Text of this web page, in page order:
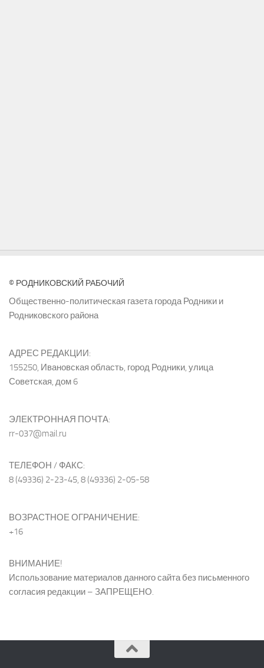
© РОДНИКОВСКИЙ РАБОЧИЙ
Общественно-политическая газета города Родники и
Родниковского района
АДРЕС РЕДАКЦИИ:
155250, Ивановская область, город Родники, улица
Советская, дом 6
ЭЛЕКТРОННАЯ ПОЧТА:
rr-037@mail.ru
ТЕЛЕФОН / ФАКС:
8 (49336) 2-23-45, 8 (49336) 2-05-58
ВОЗРАСТНОЕ ОГРАНИЧЕНИЕ:
+16
ВНИМАНИЕ!
Использование материалов данного сайта без письменного
согласия редакции – ЗАПРЕЩЕНО.